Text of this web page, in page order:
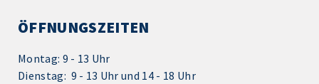
ÖFFNUNGSZEITEN
Montag: 9 - 13 Uhr
Dienstag: 9 - 13 Uhr und 14 - 18 Uhr